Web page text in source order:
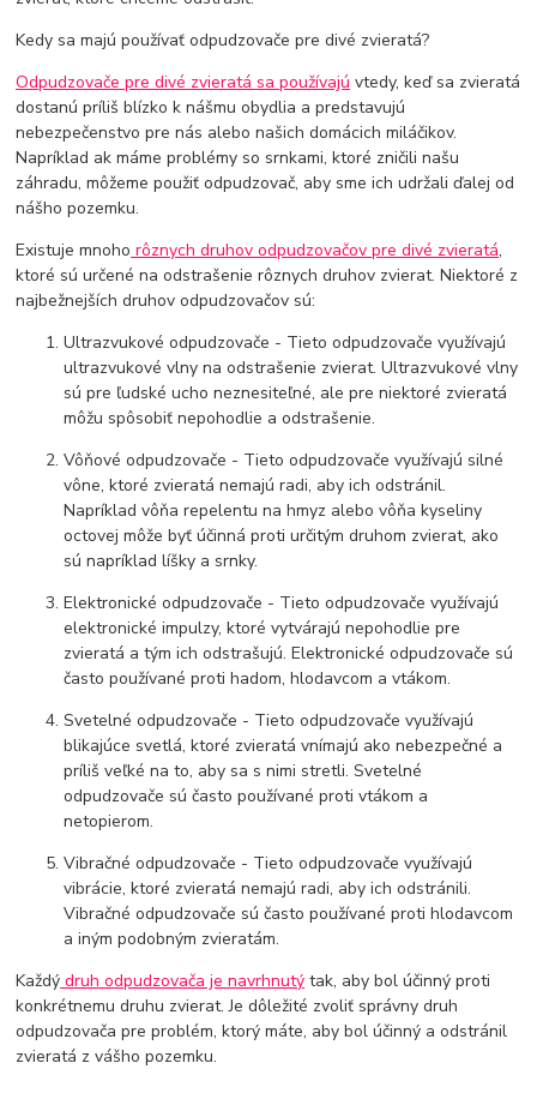
Kedy sa majú používať odpudzovače pre divé zvieratá?
Odpudzovače pre divé zvieratá sa používajú vtedy, keď sa zvieratá
dostanú príliš blízko k nášmu obydlia a predstavujú
nebezpečenstvo pre nás alebo našich domácich miláčikov.
Napríklad ak máme problémy so srnkami, ktoré zničili našu
záhradu, môžeme použiť odpudzovač, aby sme ich udržali ďalej od
nášho pozemku.
Existuje mnoho rôznych druhov odpudzovačov pre divé zvieratá,
ktoré sú určené na odstrašenie rôznych druhov zvierat. Niektoré z
najbežnejších druhov odpudzovačov sú:
Ultrazvukové odpudzovače - Tieto odpudzovače využívajú
ultrazvukové vlny na odstrašenie zvierat. Ultrazvukové vlny
sú pre ľudské ucho neznesiteľné, ale pre niektoré zvieratá
môžu spôsobiť nepohodlie a odstrašenie.
Vôňové odpudzovače - Tieto odpudzovače využívajú silné
vône, ktoré zvieratá nemajú radi, aby ich odstránil.
Napríklad vôňa repelentu na hmyz alebo vôňa kyseliny
octovej môže byť účinná proti určitým druhom zvierat, ako
sú napríklad líšky a srnky.
Elektronické odpudzovače - Tieto odpudzovače využívajú
elektronické impulzy, ktoré vytvárajú nepohodlie pre
zvieratá a tým ich odstrašujú. Elektronické odpudzovače sú
často používané proti hadom, hlodavcom a vtákom.
Svetelné odpudzovače - Tieto odpudzovače využívajú
blikajúce svetlá, ktoré zvieratá vnímajú ako nebezpečné a
príliš veľké na to, aby sa s nimi stretli. Svetelné
odpudzovače sú často používané proti vtákom a
netopierom.
Vibračné odpudzovače - Tieto odpudzovače využívajú
vibrácie, ktoré zvieratá nemajú radi, aby ich odstránili.
Vibračné odpudzovače sú často používané proti hlodavcom
a iným podobným zvieratám.
Každý druh odpudzovača je navrhnutý tak, aby bol účinný proti
konkrétnemu druhu zvierat. Je dôležité zvoliť správny druh
odpudzovača pre problém, ktorý máte, aby bol účinný a odstránil
zvieratá z vášho pozemku.